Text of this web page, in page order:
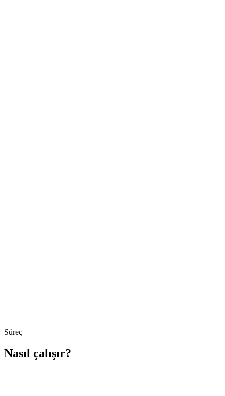
Süreç
Nasıl çalışır?